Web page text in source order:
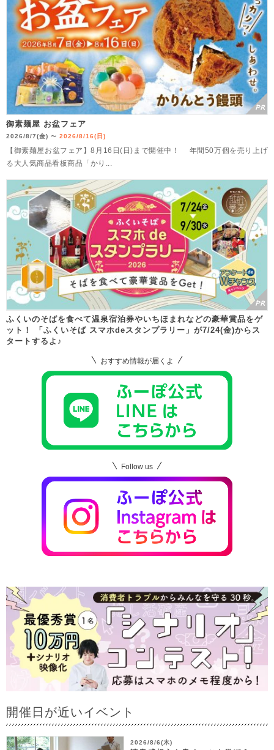
御素麺屋 お盆フェア
2026/8/7(金) 〜 2026/8/16(日)
【御素麺屋お盆フェア】8月16日(日)まで開催中！ 年間50万個を売り上げ
る大人気商品看板商品「かり...
ふくいのそばを食べて温泉宿泊券やいちほまれなどの豪華賞品をゲ
ット！ 「ふくいそば スマホdeスタンプラリー」が7/24(金)からス
タートするよ♪
おすすめ情報が届くよ
Follow us
開催日が近いイベント
2026/8/6(木)